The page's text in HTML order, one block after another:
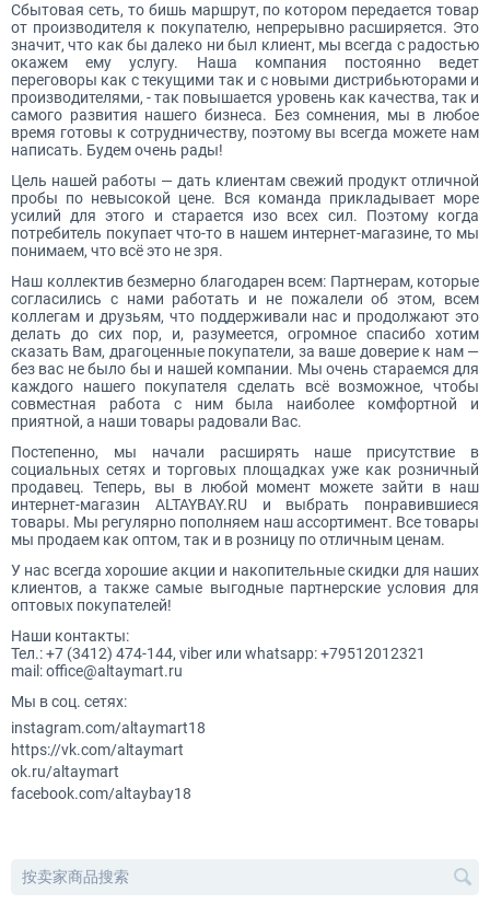
Сбытовая сеть, то бишь маршрут, по котором передается товар
от производителя к покупателю, непрерывно расширяется. Это
значит, что как бы далеко ни был клиент, мы всегда с радостью
окажем ему услугу. Наша компания постоянно ведет
переговоры как с текущими так и с новыми дистрибьюторами и
производителями, - так повышается уровень как качества, так и
самого развития нашего бизнеса. Без сомнения, мы в любое
время готовы к сотрудничеству, поэтому вы всегда можете нам
написать. Будем очень рады!
Цель нашей работы — дать клиентам свежий продукт отличной
пробы по невысокой цене. Вся команда прикладывает море
усилий для этого и старается изо всех сил. Поэтому когда
потребитель покупает что-то в нашем интернет-магазине, то мы
понимаем, что всё это не зря.
Наш коллектив безмерно благодарен всем: Партнерам, которые
согласились с нами работать и не пожалели об этом, всем
коллегам и друзьям, что поддерживали нас и продолжают это
делать до сих пор, и, разумеется, огромное спасибо хотим
сказать Вам, драгоценные покупатели, за ваше доверие к нам —
без вас не было бы и нашей компании. Мы очень стараемся для
каждого нашего покупателя сделать всё возможное, чтобы
совместная работа с ним была наиболее комфортной и
приятной, а наши товары радовали Вас.
Постепенно, мы начали расширять наше присутствие в
социальных сетях и торговых площадках уже как розничный
продавец. Теперь, вы в любой момент можете зайти в наш
интернет-магазин ALTAYBAY.RU и выбрать понравившиеся
товары. Мы регулярно пополняем наш ассортимент. Все товары
мы продаем как оптом, так и в розницу по отличным ценам.
У нас всегда хорошие акции и накопительные скидки для наших
клиентов, а также самые выгодные партнерские условия для
оптовых покупателей!
Наши контакты:
Тел.: +7 (3412) 474-144, viber или whatsapp: +79512012321
mail: office@altaymart.ru
Мы в соц. сетях:
instagram.com/altaymart18
https://vk.com/altaymart
ok.ru/altaymart
facebook.com/altaybay18